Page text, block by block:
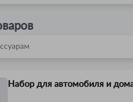
Набор для автомобиля и